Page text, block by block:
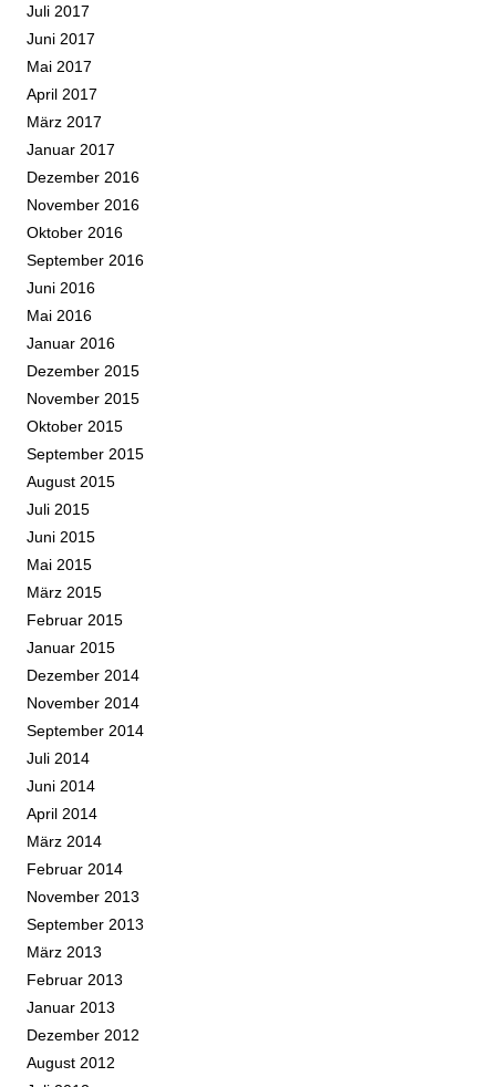
Juli 2017
Juni 2017
Mai 2017
April 2017
März 2017
Januar 2017
Dezember 2016
November 2016
Oktober 2016
September 2016
Juni 2016
Mai 2016
Januar 2016
Dezember 2015
November 2015
Oktober 2015
September 2015
August 2015
Juli 2015
Juni 2015
Mai 2015
März 2015
Februar 2015
Januar 2015
Dezember 2014
November 2014
September 2014
Juli 2014
Juni 2014
April 2014
März 2014
Februar 2014
November 2013
September 2013
März 2013
Februar 2013
Januar 2013
Dezember 2012
August 2012